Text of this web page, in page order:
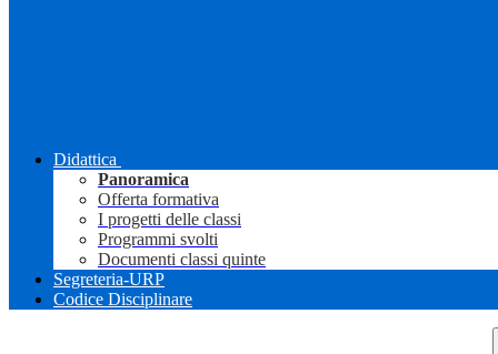
Didattica
Panoramica
Offerta formativa
I progetti delle classi
Programmi svolti
Documenti classi quinte
Segreteria-URP
Codice Disciplinare